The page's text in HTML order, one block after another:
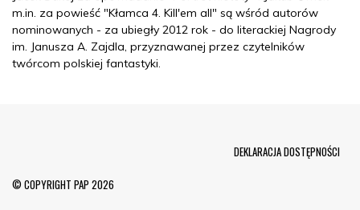
m.in. za powieść "Kłamca 4. Kill'em all" są wśród autorów
nominowanych - za ubiegły 2012 rok - do literackiej Nagrody
im. Janusza A. Zajdla, przyznawanej przez czytelników
twórcom polskiej fantastyki.
© COPYRIGHT PAP 2026
DEKLARACJA DOSTĘPNOŚCI